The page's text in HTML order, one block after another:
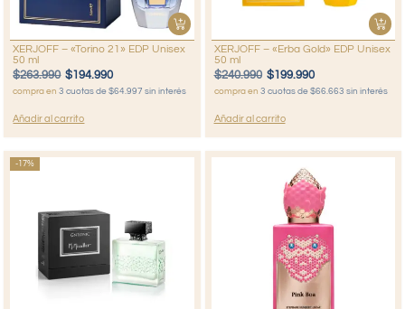
XERJOFF – «Torino 21» EDP Unisex
50 ml
$263.990 $194.990
compra en3 cuotas de $64.997 sin interés
Añadir al carrito
XERJOFF – «Erba Gold» EDP Unisex
50 ml
$240.990 $199.990
compra en 3 cuotas de $66.663 sin interés
Añadir al carrito
-17%